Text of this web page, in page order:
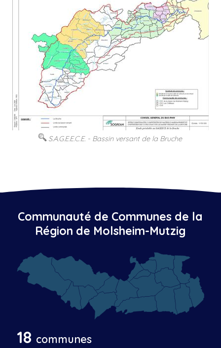
S.A.G.E.E.C.E. - Bassin versant de la Bruche
Communauté de Communes de la
Région de Molsheim-Mutzig
18 communes